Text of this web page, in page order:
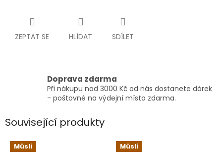
ZEPTAT SE HLÍDAT SDÍLET
Doprava zdarma
Při nákupu nad 3000 Kč od nás dostanete dárek
- poštovné na výdejní místo zdarma.
Související produkty
Müsli
Müsli